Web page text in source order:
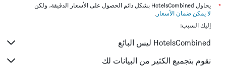
*
يحاول HotelsCombined بشكل دائم الحصول على الأسعار الدقيقة، ولكن
لا يمكن ضمان الأسعار .
إليك السبب:
HotelsCombined ليس البائع
نقوم بتجميع الكثير من البيانات لك